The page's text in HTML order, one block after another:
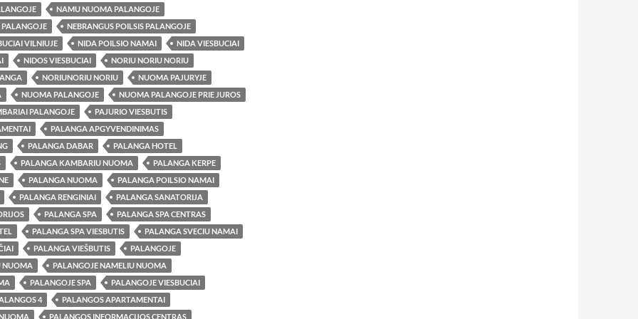
NAMU NUOMA PALANGOJE
NEBRANGUS POILSIS PALANGOJE
VILNIUJE
NIDA POILSIO NAMAI
NIDA VIESBUCIAI
NIDOS VIESBUCIAI
NORIU NORIU NORIU
NORIUNORIU NORIU
NUOMA PAJURYJE
NUOMA PALANGOJE
NUOMA PALANGOJE PRIE JUROS
PALANGOJE
PAJURIO VIESBUTIS
PALANGA APGYVENDINIMAS
PALANGA DABAR
PALANGA HOTEL
PALANGA KAMBARIU NUOMA
PALANGA KERPE
PALANGA NUOMA
PALANGA POILSIO NAMAI
PALANGA RENGINIAI
PALANGA SANATORIJA
PALANGA SPA
PALANGA SPA CENTRAS
PALANGA SPA VIESBUTIS
PALANGA SVECIU NAMAI
PALANGA VIEŠBUTIS
PALANGOJE
NUOMA
PALANGOJE NAMELIU NUOMA
PALANGOJE SPA
PALANGOJE VIESBUCIAI
4
PALANGOS APARTAMENTAI
PALANGOS INFORMACIJOS CENTRAS